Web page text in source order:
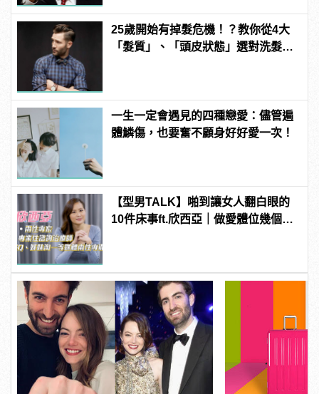
25歲開始有掉髮危機！？教你從4大
「髮質」、「頭皮狀態」選對洗髮
一生一定會遇見的四種戀愛：儘管遍
體鱗傷，也要奮不顧身好好愛一次！
【型男TALK】啪到讓女人翻白眼的
10件床事ft.欣西亞｜做愛體位幾個剛